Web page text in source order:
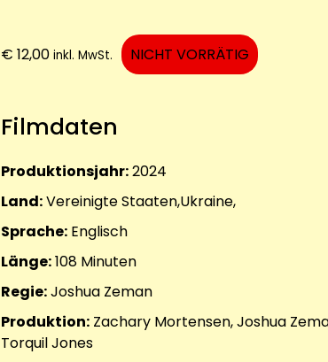
€ 12,00 inkl. MwSt. NICHT VORRÄTIG
Filmdaten
Produktionsjahr:2024
Land:Vereinigte Staaten,Ukraine,
Sprache: Englisch
Länge:108 Minuten
Regie:Joshua Zeman
Produktion: Zachary Mortensen, Joshua
Torquil Jones